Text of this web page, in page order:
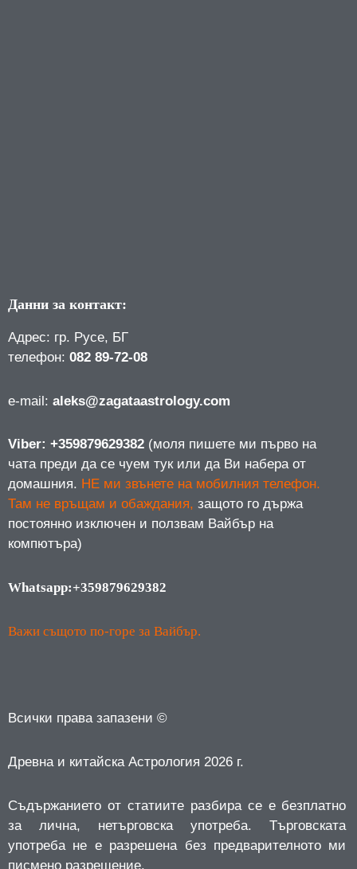
Данни за контакт:
Адрес: гр. Русе, БГ
телефон: 082 89-72-08
е-mail: aleks@zagataastrology.com
Viber: +359879629382 (моля пишете ми първо на
чата преди да се чуем тук или да Ви набера от
домашния. НЕ ми звънете на мобилния телефон.
Там не връщам и обаждания, защото го държа
постоянно изключен и ползвам Вайбър на
компютъра)
Whatsapp:+359879629382
Важи същото по-горе за Вайбър.
Всички права запазени ©
Древна и китайска Астрология 2026 г.
Съдържанието от статиите разбира се е безплатно
за лична, нетърговска употреба.
Търговската
употреба не е разрешена без предварителното ми
писмено разрешение.